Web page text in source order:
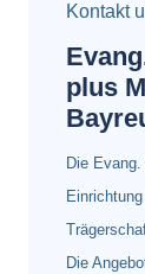
Kontakt
plus
Die
Die